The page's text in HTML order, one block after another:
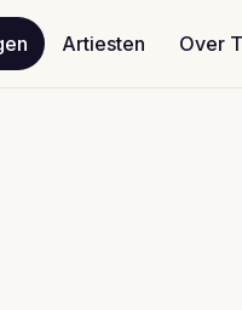
Artiesten Over